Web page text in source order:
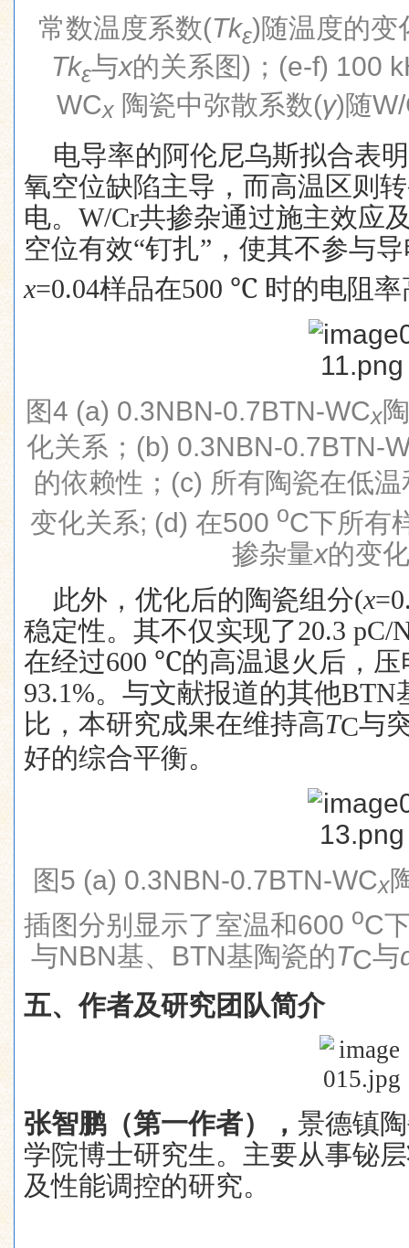
常数温度系数(Tkɛ)随温度的变
Tkɛ与x的关系图) ； (e-f) 100
WCx 陶瓷中弥散系数(γ)随
电导率的阿伦尼乌斯拟合表
氧空位缺陷主导，而高温区则
电。 W/Cr共掺杂通过施主效应
空位有效“钉扎” ，使其不参与
x=0.04样品在500 ℃ 时的电阻率
图4 (a) 0.3NBN-0.7BTN-WCx
化关系； (b) 0.3NBN-0.7BTN-
的依赖性； (c) 所有陶瓷在低
变化关系; (d) 在500 oC下所有
掺杂量x的变
此外，优化后的陶瓷组分(x
稳定性。其不仅实现了20.3 pC/
在经过600 ℃的高温退火后，
93.1%。与文献报道的其他BTN
比，本研究成果在维持高TC与
好的综合平衡。
图5 (a) 0.3NBN-0.7BTN-WCx
插图分别显示了室温和600 oC
与NBN基、 BTN基陶瓷的TC与
五、作者及研究团队简介
张智鹏（第一作者）， 景德镇
学院博士研究生。主要从事铋
及性能调控的研究。